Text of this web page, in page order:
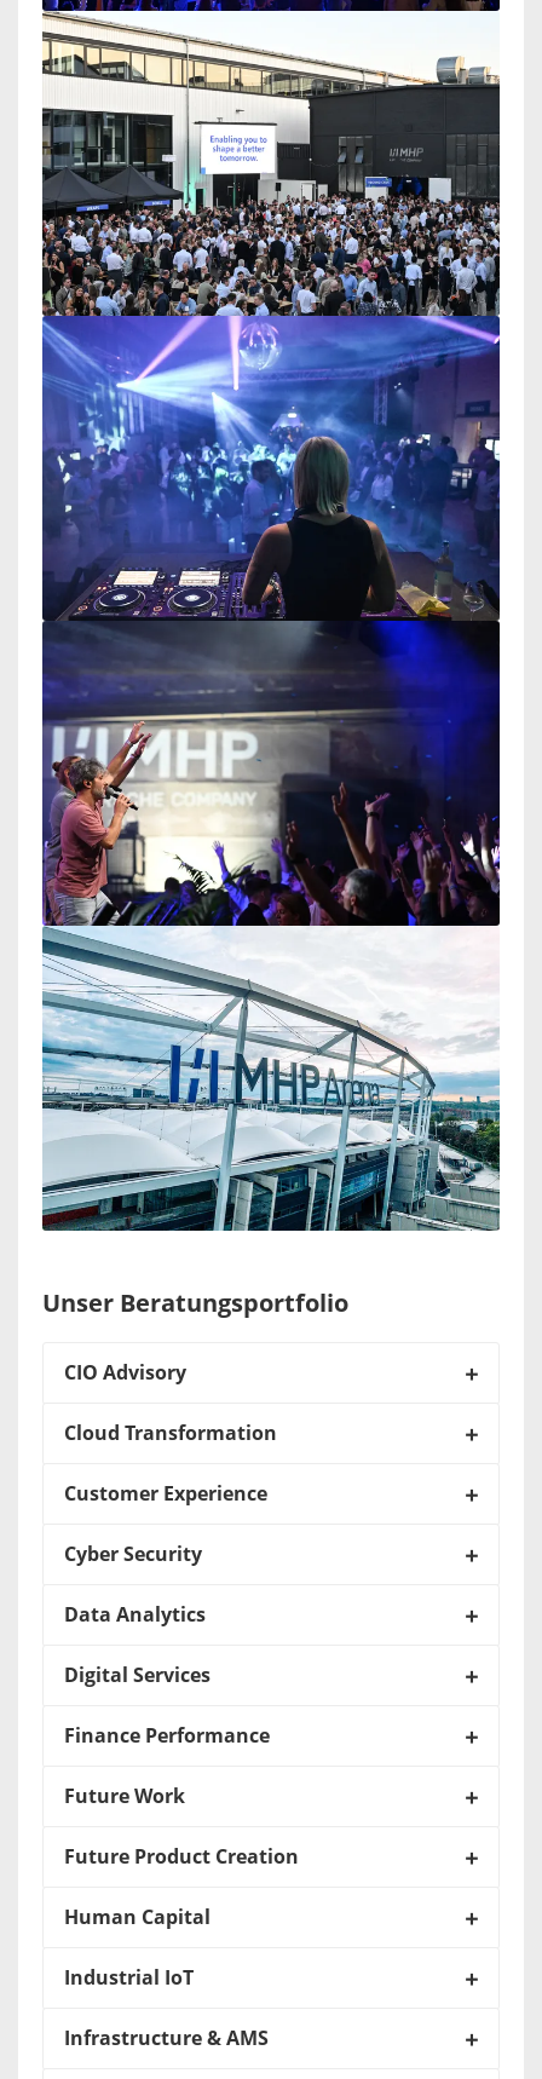
Unser Beratungsportfolio
CIO Advisory
Cloud Transformation
Customer Experience
Cyber Security
Data Analytics
Digital Services
Finance Performance
Future Work
Future Product Creation
Human Capital
Industrial IoT
Infrastructure & AMS